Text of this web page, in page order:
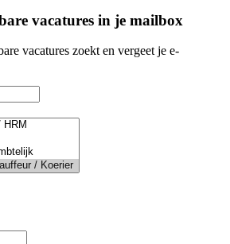
vacatures in je mailbox
vacatures zoekt en vergeet je e-